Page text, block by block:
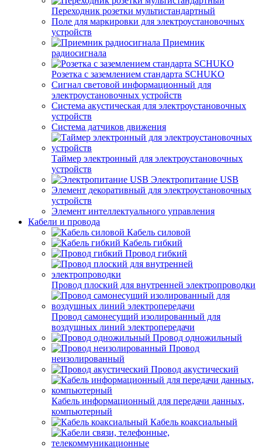
Переходник розетки мультистандартный
Поле для маркировки для электроустановочных
устройств
Приемник
радиосигнала
Розетка с заземлением стандарта SCHUKO
Сигнал световой информационный для
электроустановочных устройств
Система акустическая для электроустановочных
устройств
Система датчиков движения
Таймер электронный для электроустановочных
устройств
Электропитание USB
Элемент декоративный для электроустановочных
устройств
Элемент интеллектуального управления
Кабели и провода
Кабель силовой
Кабель гибкий
Провод гибкий
Провод плоский для внутренней электропроводки
Провод самонесущий изолированный для
воздушных линий электропередачи
Провод одножильный
Провод
неизолированный
Провод акустический
Кабель информационный для передачи данных,
компьютерный
Кабель коаксиальный